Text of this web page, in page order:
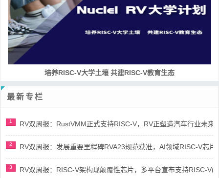
培养RISC-V大学土壤 共建RISC-V教育生态
最新专栏
1 RV双周报：RustVMM正式支持RISC-V，RV正塑造汽车行业未来
2 RV双周报：发展重要里程碑RVA23规范获准，AI领域RISC-V芯
3 RV双周报：RISC-V架构现颠覆性芯片，多平台宣布支持RISC-V(